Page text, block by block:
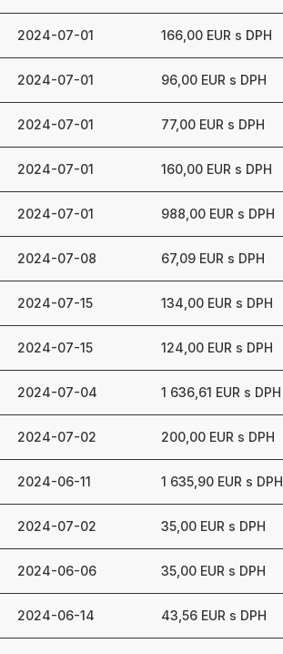
2024-07-01 166,00 EUR s DPH
2024-07-01 96,00 EUR s DPH
2024-07-01 77,00 EUR s DPH
2024-07-01 160,00 EUR s DPH
2024-07-01 988,00 EUR s DPH
2024-07-08 67,09 EUR s DPH
2024-07-15 134,00 EUR s DPH
2024-07-15 124,00 EUR s DPH
2024-07-04 1 636,61 EUR s DPH
2024-07-02 200,00 EUR s DPH
2024-06-11 1 635,90 EUR s DPH
2024-07-02 35,00 EUR s DPH
2024-06-06 35,00 EUR s DPH
2024-06-14 43,56 EUR s DPH